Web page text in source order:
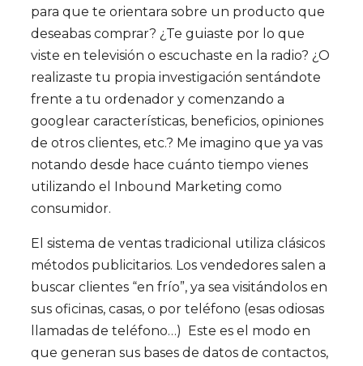
para que te orientara sobre un producto que
deseabas comprar? ¿Te guiaste por lo que
viste en televisión o escuchaste en la radio? ¿O
realizaste tu propia investigación sentándote
frente a tu ordenador y comenzando a
googlear características, beneficios, opiniones
de otros clientes, etc.? Me imagino que ya vas
notando desde hace cuánto tiempo vienes
utilizando el Inbound Marketing como
consumidor.
El sistema de ventas tradicional utiliza clásicos
métodos publicitarios. Los vendedores salen a
buscar clientes “en frío”, ya sea visitándolos en
sus oficinas, casas, o por teléfono (esas odiosas
llamadas de teléfono…) Este es el modo en
que generan sus bases de datos de contactos,